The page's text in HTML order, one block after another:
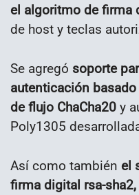
el algoritmo de firma
de host y teclas
Se agregó soporte
autenticación
de flujo ChaCha20 y
Poly1305
Así como también el
firma digital rsa-sha2,